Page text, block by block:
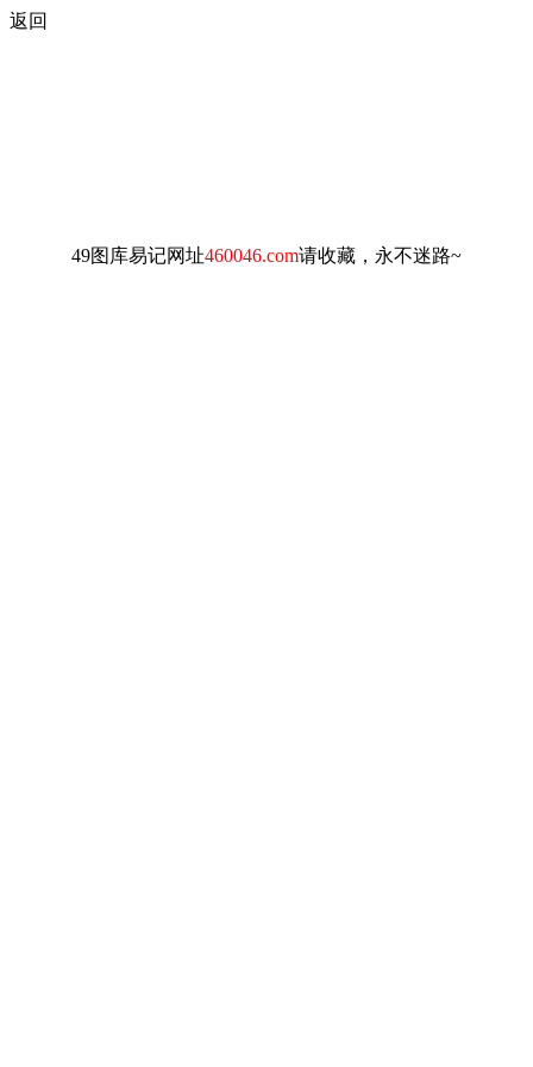
返回
49图库易记网址460046.com请收藏，永不迷路~